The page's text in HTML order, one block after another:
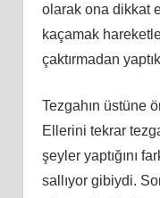
olarak ona dikkat
kaçamak
çaktırmadan
Tezgahın üstüne
Ellerini tekrar
şeyler yaptığını
sallıyor gibiydi.